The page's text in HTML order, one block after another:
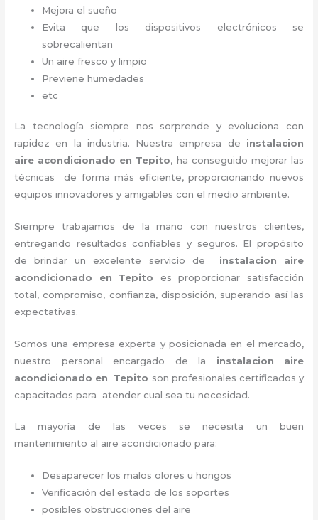
Mejora el sueño
Evita que los dispositivos electrónicos se
sobrecalientan
Un aire fresco y limpio
Previene humedades
etc
La tecnología siempre nos sorprende y evoluciona con
rapidez en la industria. Nuestra empresa de instalacion
aire acondicionado en Tepito, ha conseguido mejorar las
técnicas de forma más eficiente, proporcionando nuevos
equipos innovadores y amigables con el medio ambiente.
Siempre trabajamos de la mano con nuestros clientes,
entregando resultados confiables y seguros. El propósito
de brindar un excelente servicio de instalacion aire
acondicionado en Tepito
es proporcionar satisfacción
total, compromiso, confianza, disposición, superando así las
expectativas.
Somos una empresa experta y posicionada en el mercado,
nuestro personal encargado de la instalacion aire
acondicionado en Tepito son profesionales certificados y
capacitados para atender cual sea tu necesidad.
La mayoría de las veces se necesita un buen
mantenimiento al aire acondicionado para:
Desaparecer los malos olores u hongos
Verificación del estado de los soportes
posibles obstrucciones del aire